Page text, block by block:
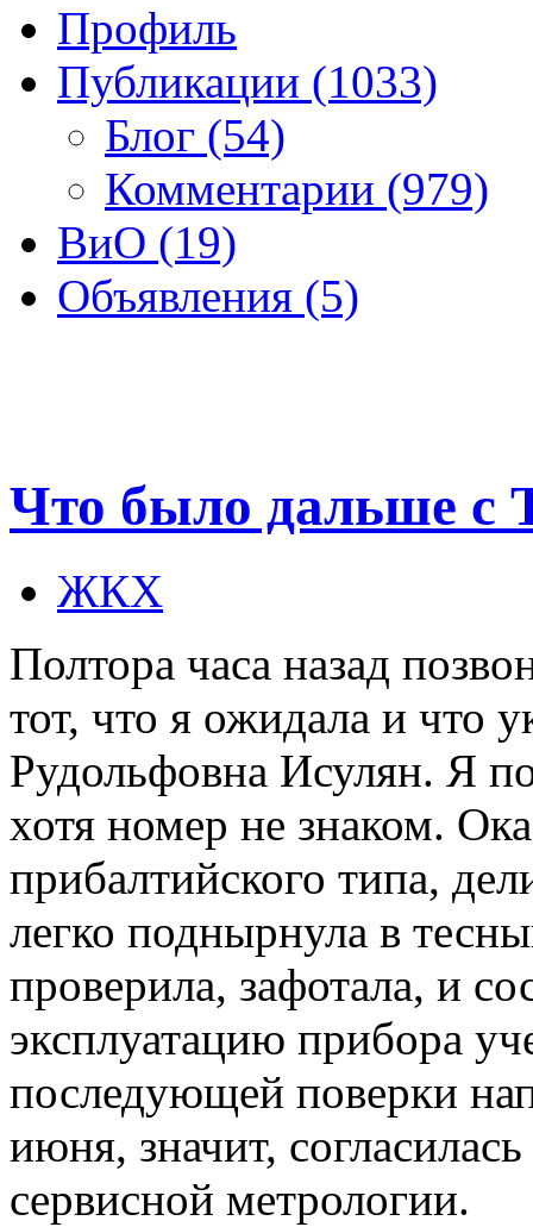
Профиль
Публикации (1033)
Блог (54)
Комментарии (979)
ВиО (19)
Объявления (5)
Что было дальше с
ЖКХ
Полтора часа назад
тот, что я ожидала и что
Рудольфовна Исулян. Я
хотя номер не знаком.
прибалтийского типа,
легко поднырнула в
проверила, зафотала, и
эксплуатацию прибора
последующей поверки
июня, значит,
сервисной метрологии.